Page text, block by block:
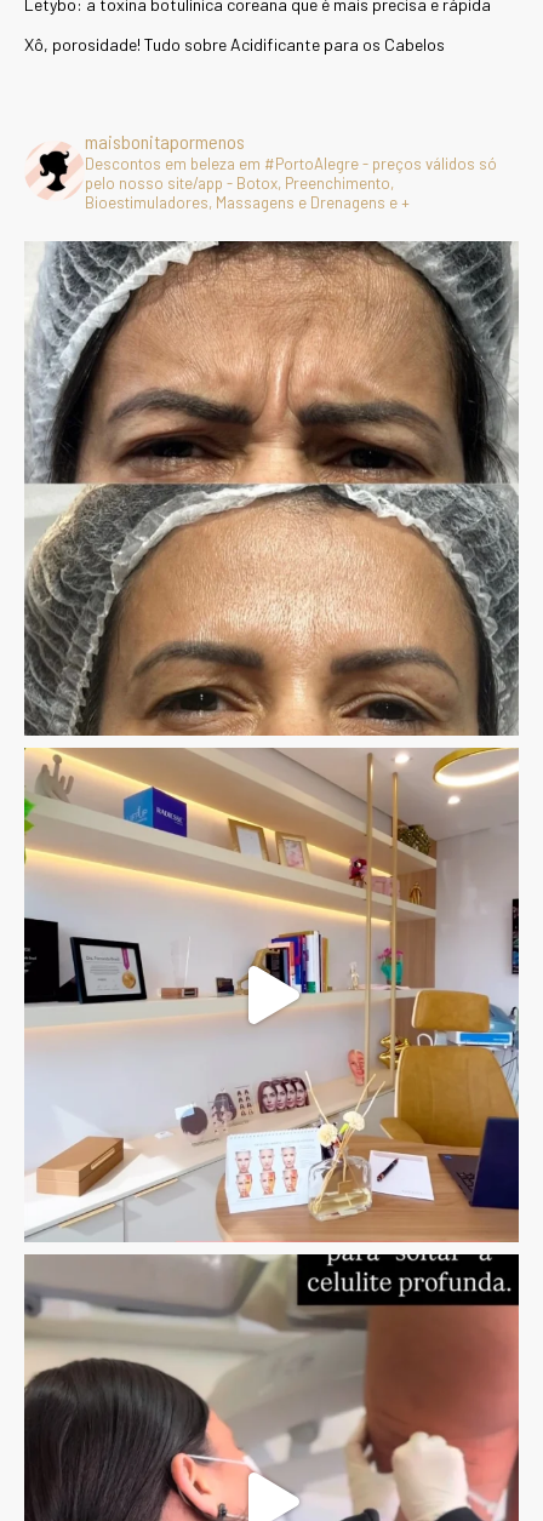
Xô, porosidade! Tudo sobre Acidificante para os Cabelos
maisbonitapormenos
Descontos em beleza em #PortoAlegre - preços válidos só
pelo nosso site/app - Botox, Preenchimento,
Bioestimuladores, Massagens e Drenagens e +